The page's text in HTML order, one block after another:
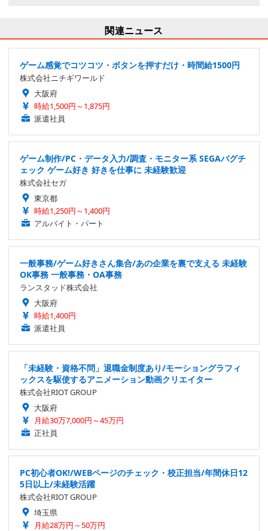
関連ニュース
ゲーム感覚でコツコツ・ボタンを押すだけ・時間給1500円
株式会社ニチギワールド
大阪府
時給1,500円～1,875円
派遣社員
ゲーム制作/PC・データ入力/調査・モニター系 SEGAバグチ
ェック ゲーム好き 好きを仕事に 未経験歓迎
株式会社セガ
東京都
時給1,250円～1,400円
アルバイト・パート
一般事務/ゲーム好きさん集合/あの企業を裏で支える 未経験
OK事務 一般事務・OA事務
ランスタッド株式会社
大阪府
時給1,400円
派遣社員
「未経験・資格不問」退職金制度あり/モーショングラフィ
ックスを駆使するアニメーション動画クリエイター
株式会社RIOT GROUP
大阪府
月給30万7,000円～45万円
正社員
PC初心者OK!/WEBページのチェック・校正担当/年間休日12
5日以上/未経験活躍
株式会社RIOT GROUP
埼玉県
月給28万円～50万円